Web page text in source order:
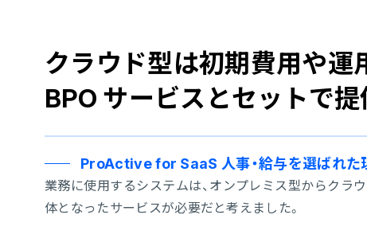
クラウド型は初期費用や運
BPO サービスとセットで
ProActive for SaaS 人事・給与を選ばれた
業務に使用するシステムは、オンプレミス型からクラ
体となったサービスが必要だと考えました。